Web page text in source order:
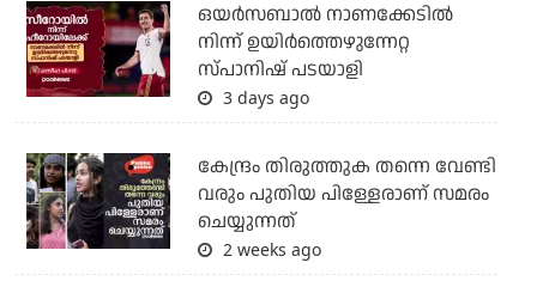
ഒയര്‍സബാൽ നാണക്കേടിൽ
നിന്ന് ഉയിർത്തെഴുന്നേറ്റ
സ്പാനിഷ് പടയാളി
3 days ago
കേന്ദ്രം തിരുത്തുക തന്നെ വേണ്ടി
വരും പുതിയ പിള്ളേരാണ് സമരം
ചെയ്യുന്നത്
2 weeks ago